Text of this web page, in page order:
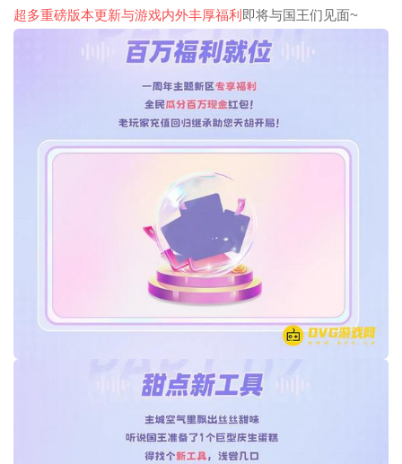
超多重磅版本更新与游戏内外丰厚福利 即将与国王们见面~